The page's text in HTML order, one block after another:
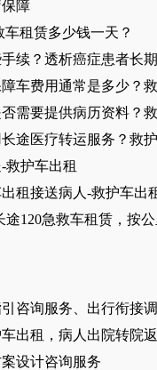
障
车租赁多少钱一天？
续？透析癌症患者长
车费用通常是多少？
需要提供病历资料？
途医疗转运服务？救
救护车出租
租接送病人-救护车出
途120急救车租赁，按
咨询服务、出行衔接
出租，病人出院转院
设计咨询服务